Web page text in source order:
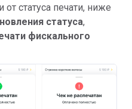
от статуса печати, ниже
статуса,
фискального